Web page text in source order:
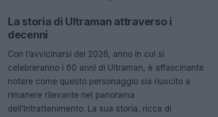
La storia di Ultraman attraverso i
decenni
Con l’avvicinarsi del 2026, anno in cui si
celebreranno i 60 anni di Ultraman, è affascinante
notare come questo personaggio sia riuscito a
rimanere rilevante nel panorama
dell’intrattenimento. La sua storia, ricca di